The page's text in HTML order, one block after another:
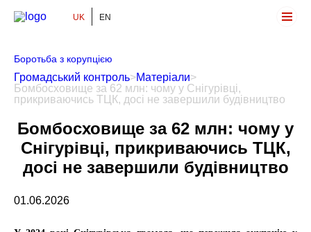
Громадський Контроль
UK EN
Боротьба з корупцією
Громадський контроль>Матеріали>
Бомбосховище за 62 млн: чому у Снігурівці,
прикриваючись ТЦК, досі не завершили будівництво
Бомбосховище за 62 млн: чому у
Снігурівці, прикриваючись ТЦК,
досі не завершили будівництво
01.06.2026